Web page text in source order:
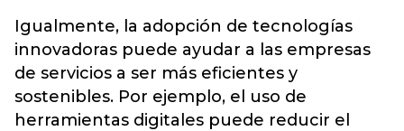
Igualmente, la adopción de tecnologías
innovadoras puede ayudar a las empresas
de servicios a ser más eficientes y
sostenibles. Por ejemplo, el uso de
herramientas digitales puede reducir el